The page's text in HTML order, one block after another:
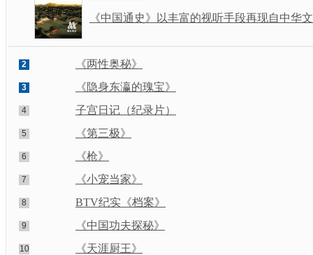
《中国通史》以丰富的视听手段再现自中华
2 《两性奥秘》
3 《隐身东瀛的瑰宝》
4 子宫日记（纪录片）
5 《第三极》
6 《枪》
7 《小宠当家》
8 BTV纪实《档案》
9 《中国功夫探秘》
10 《天涯厨王》